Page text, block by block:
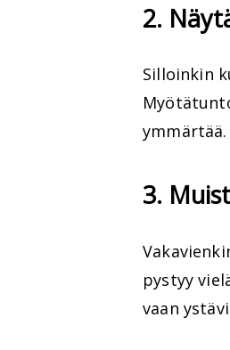
2.
Silloinkin
3.
pystyy
vaan